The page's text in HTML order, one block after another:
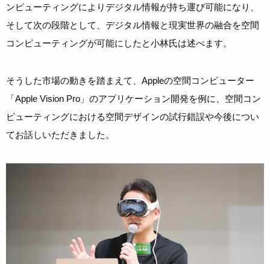
ンピューティングによりデジタル情報が持ち運び可能になり、
そして次の段階として、デジタル情報と現実世界の融合を空間
コンピューティングが可能にしたと小林氏は述べます。
そうした市場の動きを踏まえて、Appleの空間コンピューター
「Apple Vision Pro」のアプリケーション開発を例に、空間コン
ピューティングにおける空間デザインの試行錯誤や今後につい
てお話しいただきました。